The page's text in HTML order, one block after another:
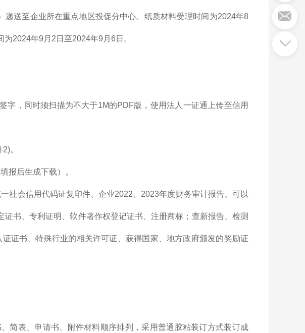
送至企业所在重点地区投促分中心。纸质材料受理时间为2024年8
2024年9月2日至2024年9月6日。
字，同时须扫描为不大于1M的PDF版，使用法人一证通上传至信用
。
报后生成下载）。
社会信用代码证复印件、企业2022、2023年度财务审计报告、可以
书、专利证明、软件著作权登记证书、注册商标；查新报告、检测
证书、特殊行业的相关许可证、获得国家、地方政府颁发的奖励证
简表、申请书、附件材料顺序排列，采用普通胶粘装订方式装订成